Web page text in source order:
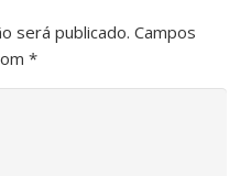
será publicado. Campos
*